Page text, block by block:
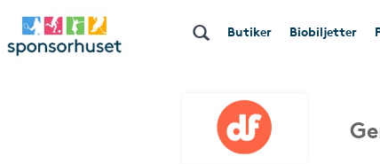
Butiker Biobiljetter